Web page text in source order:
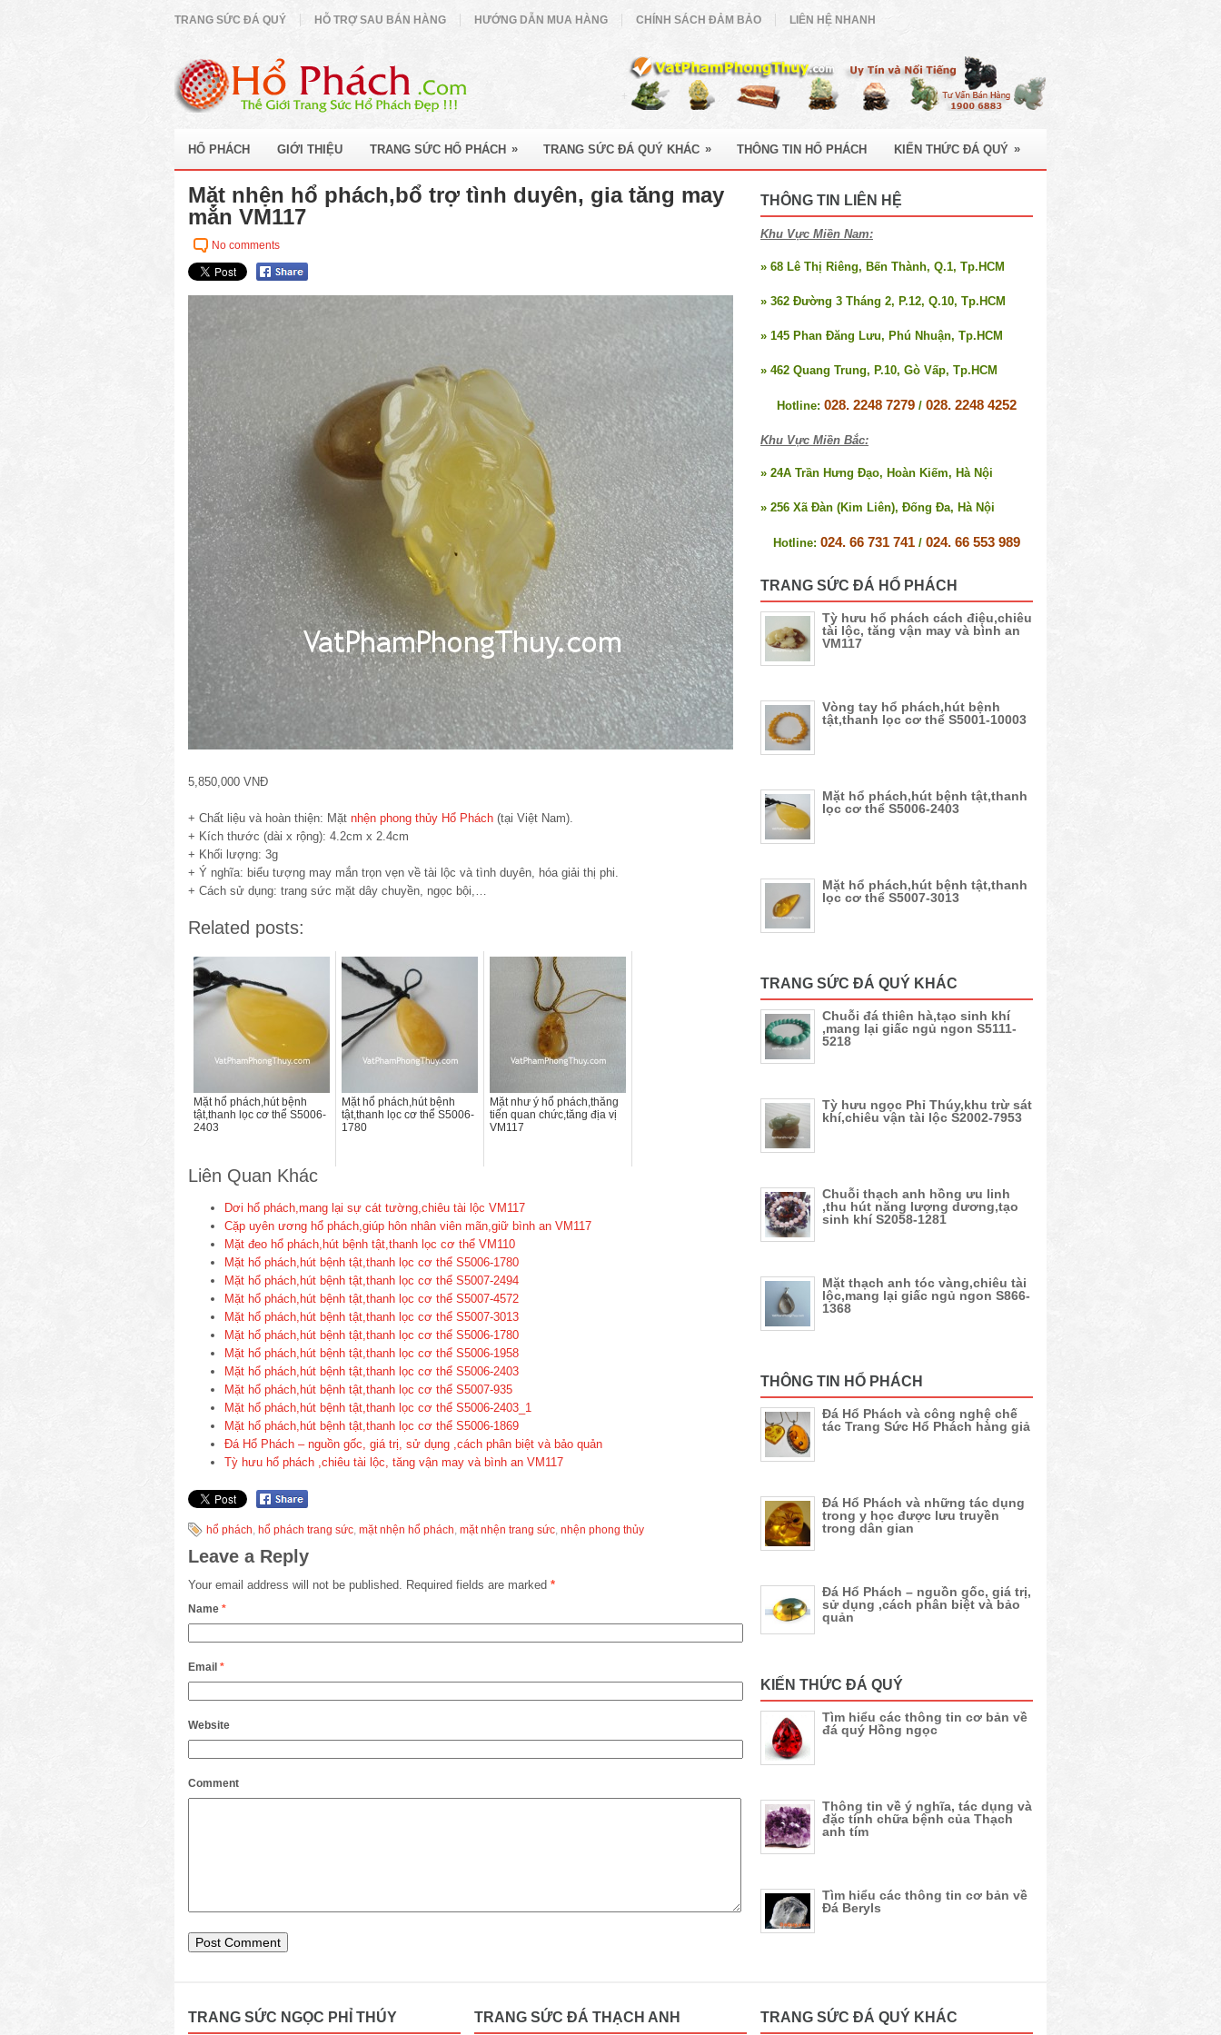
TRANG SỨC ĐÁ QUÝ HỖ TRỢ SAU BÁN HÀNG HƯỚNG DẪN MUA HÀNG CHÍNH SÁCH ĐẢM BẢO LIÊN HỆ NHANH
HỔ PHÁCH GIỚI THIỆU TRANG SỨC HỔ PHÁCH » TRANG SỨC ĐÁ QUÝ KHÁC » THÔNG TIN HỔ PHÁCH KIẾN THỨC ĐÁ QUÝ »
Mặt nhện hổ phách,bổ trợ tình duyên, gia tăng may
mắn VM117
No comments
5,850,000 VNĐ
+ Chất liệu và hoàn thiện: Mặt nhện phong thủy Hổ Phách (tại Việt Nam).
+ Kích thước (dài x rộng): 4.2cm x 2.4cm
+ Khối lượng: 3g
+ Ý nghĩa: biểu tượng may mắn trọn vẹn về tài lộc và tình duyên, hóa giải thị phi.
+ Cách sử dụng: trang sức mặt dây chuyền, ngọc bội,…
Related posts:
Mặt hổ phách,hút bệnh
tật,thanh lọc cơ thể S5006-
2403
Mặt hổ phách,hút bệnh
tật,thanh lọc cơ thể S5006-
1780
Mặt như ý hổ phách,thăng
tiến quan chức,tăng địa vị
VM117
Liên Quan Khác
Dơi hổ phách,mang lại sự cát tường,chiêu tài lộc VM117
Cặp uyên ương hổ phách,giúp hôn nhân viên mãn,giữ bình an VM117
Mặt đeo hổ phách,hút bệnh tật,thanh lọc cơ thể VM110
Mặt hổ phách,hút bệnh tật,thanh lọc cơ thể S5006-1780
Mặt hổ phách,hút bệnh tật,thanh lọc cơ thể S5007-2494
Mặt hổ phách,hút bệnh tật,thanh lọc cơ thể S5007-4572
Mặt hổ phách,hút bệnh tật,thanh lọc cơ thể S5007-3013
Mặt hổ phách,hút bệnh tật,thanh lọc cơ thể S5006-1780
Mặt hổ phách,hút bệnh tật,thanh lọc cơ thể S5006-1958
Mặt hổ phách,hút bệnh tật,thanh lọc cơ thể S5006-2403
Mặt hổ phách,hút bệnh tật,thanh lọc cơ thể S5007-935
Mặt hổ phách,hút bệnh tật,thanh lọc cơ thể S5006-2403_1
Mặt hổ phách,hút bệnh tật,thanh lọc cơ thể S5006-1869
Đá Hổ Phách – nguồn gốc, giá trị, sử dụng ,cách phân biệt và bảo quản
Tỳ hưu hổ phách ,chiêu tài lộc, tăng vận may và bình an VM117
hổ phách, hổ phách trang sức, mặt nhện hổ phách, mặt nhện trang sức, nhện phong thủy
Leave a Reply
Your email address will not be published. Required fields are marked *
Name *
Email *
Website
Comment
THÔNG TIN LIÊN HỆ
Khu Vực Miền Nam:
» 68 Lê Thị Riêng, Bến Thành, Q.1, Tp.HCM
» 362 Đường 3 Tháng 2, P.12, Q.10, Tp.HCM
» 145 Phan Đăng Lưu, Phú Nhuận, Tp.HCM
» 462 Quang Trung, P.10, Gò Vấp, Tp.HCM
Hotline: 028. 2248 7279 / 028. 2248 4252
Khu Vực Miền Bắc:
» 24A Trần Hưng Đạo, Hoàn Kiếm, Hà Nội
» 256 Xã Đàn (Kim Liên), Đống Đa, Hà Nội
Hotline: 024. 66 731 741 / 024. 66 553 989
TRANG SỨC ĐÁ HỔ PHÁCH
Tỳ hưu hổ phách cách điệu,chiêu
tài lộc, tăng vận may và bình an
VM117
Vòng tay hổ phách,hút bệnh
tật,thanh lọc cơ thể S5001-10003
Mặt hổ phách,hút bệnh tật,thanh
lọc cơ thể S5006-2403
Mặt hổ phách,hút bệnh tật,thanh
lọc cơ thể S5007-3013
TRANG SỨC ĐÁ QUÝ KHÁC
Chuỗi đá thiên hà,tạo sinh khí
,mang lại giấc ngủ ngon S5111-
5218
Tỳ hưu ngọc Phỉ Thúy,khu trừ sát
khí,chiêu vận tài lộc S2002-7953
Chuỗi thạch anh hồng ưu linh
,thu hút năng lượng dương,tạo
sinh khí S2058-1281
Mặt thạch anh tóc vàng,chiêu tài
lộc,mang lại giấc ngủ ngon S866-
1368
THÔNG TIN HỔ PHÁCH
Đá Hổ Phách và công nghệ chế
tác Trang Sức Hổ Phách hàng giả
Đá Hổ Phách và những tác dụng
trong y học được lưu truyền
trong dân gian
Đá Hổ Phách – nguồn gốc, giá trị,
sử dụng ,cách phân biệt và bảo
quản
KIẾN THỨC ĐÁ QUÝ
Tìm hiểu các thông tin cơ bản về
đá quý Hồng ngọc
Thông tin về ý nghĩa, tác dụng và
đặc tính chữa bệnh của Thạch
anh tím
Tìm hiểu các thông tin cơ bản về
Đá Beryls
TRANG SỨC NGỌC PHỈ THÚY TRANG SỨC ĐÁ THẠCH ANH TRANG SỨC ĐÁ QUÝ KHÁC